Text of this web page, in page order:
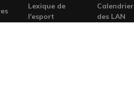
Lexique de
l'esport
Calendrier
des LAN